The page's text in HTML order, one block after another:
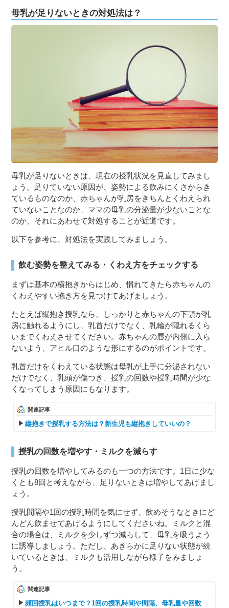
母乳が足りないときの対処法は？
母乳が足りないときは、現在の授乳状況を見直してみまし
ょう。足りていない原因が、姿勢による飲みにくさからき
ているものなのか、赤ちゃんが乳房をきちんとくわえられ
ていないことなのか、ママの母乳の分泌量が少ないことな
のか、それにあわせて対処することが近道です。
以下を参考に、対処法を実践してみましょう。
飲む姿勢を整えてみる・くわえ方をチェックする
まずは基本の横抱きからはじめ、慣れてきたら赤ちゃんの
くわえやすい抱き方を見つけてあげましょう。
たとえば縦抱き授乳なら、しっかりと赤ちゃんの下顎が乳
房に触れるようにし、乳首だけでなく、乳輪が隠れるくら
いまでくわえさせてください。赤ちゃんの唇が内側に入ら
ないよう、アヒル口のような形にするのがポイントです。
乳首だけをくわえている状態は母乳が上手に分泌されない
だけでなく、乳頭が傷つき、授乳の回数や授乳時間が少な
くなってしまう原因にもなります。
関連記事
縦抱きで授乳する方法は？新生児も縦抱きしていいの？
授乳の回数を増やす・ミルクを減らす
授乳の回数を増やしてみるのも一つの方法です。1日に少な
くとも8回と考えながら、足りないときは増やしてあげまし
ょう。
授乳間隔や1回の授乳時間を気にせず、飲めそうなときにど
んどん飲ませてあげるようにしてくださいね。ミルクと混
合の場合は、ミルクを少しずつ減らして、母乳を吸うよう
に誘導しましょう。ただし、あきらかに足りない状態が続
いているときは、ミルクも活用しながら様子をみましょ
う。
関連記事
頻回授乳はいつまで？1回の授乳時間や間隔、母乳量や回数